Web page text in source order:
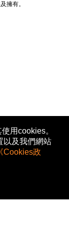
擁有。
用cookies。
以及我們網站
《Cookies政